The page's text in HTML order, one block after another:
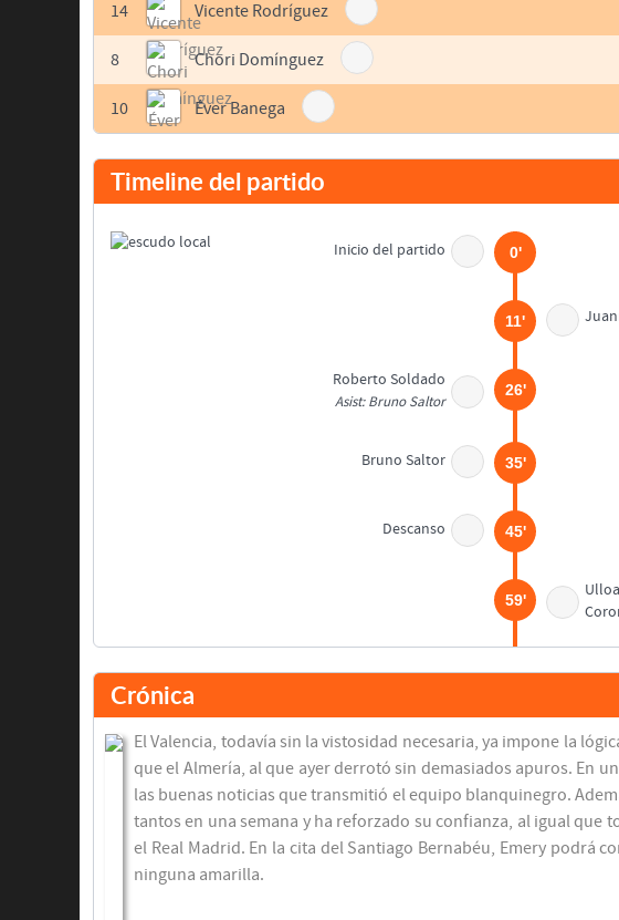
14 Vicente Rodríguez
8 Chori Domínguez
10 Éver Banega
Timeline del partido
Inicio del partido 0'
11'
Roberto Soldado
Asist: Bruno Saltor
26'
Bruno Saltor 35'
Descanso 45'
Ulloa
59'
62'
Vicente Rodríguez
Juan Mata
65'
70'
Crónica
El Valencia, todavía sin la vistosidad necesaria, ya impone la
que el Almería, al que ayer derrotó sin demasiados apuros. En
las buenas noticias que transmitió el equipo blanquinegro.
tantos en una semana y ha reforzado su confianza, al igual
el Real Madrid. En la cita del Santiago Bernabéu, Emery podrá
ninguna amarilla.